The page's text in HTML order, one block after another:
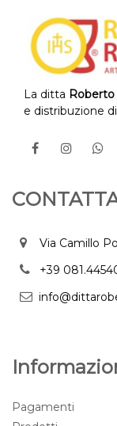
La ditta Roberto
e distribuzione
Via Camillo
+39
Pagamenti